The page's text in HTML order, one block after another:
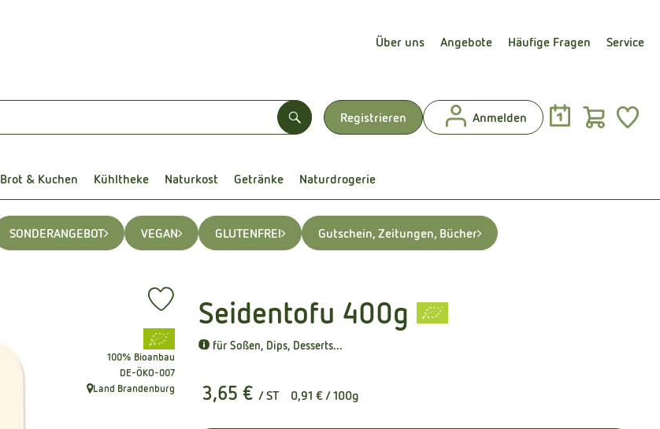
Über uns Angebote Häufige Fragen Service
Registrieren Anmelden
Suchen
Brot & Kuchen Kühltheke Naturkost Getränke Naturdrogerie
SONDERANGEBOT VEGAN GLUTENFREI Gutschein, Zeitungen, Bücher
Seidentofu 400g
für Soßen, Dips, Desserts...
3,65 € / ST 0,91 €/ 100g
Produkt zu Favouriten hinzufügen
, Verband:
100% Bioanbau
, Kontrollstelle:
DE-ÖKO-007
, Herkunft:
Land Brandenburg